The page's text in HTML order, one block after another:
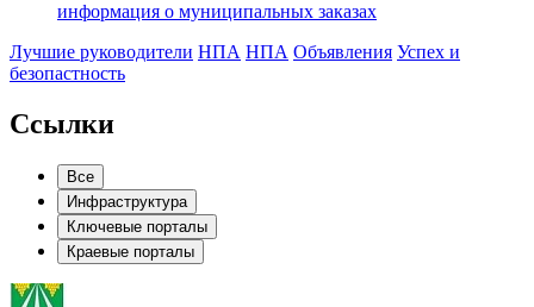
информация о муниципальных заказах
Лучшие руководители НПА НПА Объявления Успех и
безопастность
Ссылки
Все
Инфраструктура
Ключевые порталы
Краевые порталы